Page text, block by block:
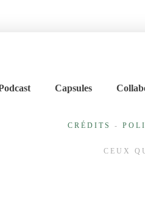
Capsules
CRÉDITS -
CEUX